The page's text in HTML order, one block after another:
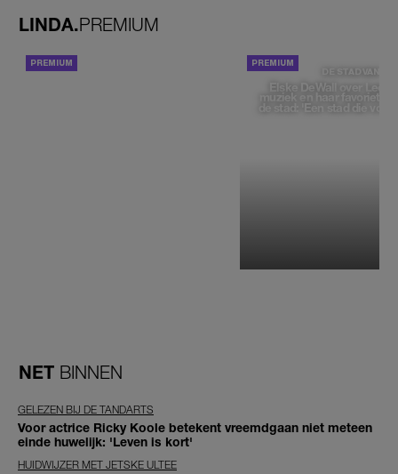
LINDA.PREMIUM
DE STAD VAN
Elske DeWall over
muziek en haar favoriete
de stad: 'Een stad die
NET BINNEN
GELEZEN BIJ DE TANDARTS
Voor actrice Ricky Koole betekent vreemdgaan niet meteen
einde huwelijk: 'Leven is kort'
HUIDWIJZER MET JETSKE ULTEE